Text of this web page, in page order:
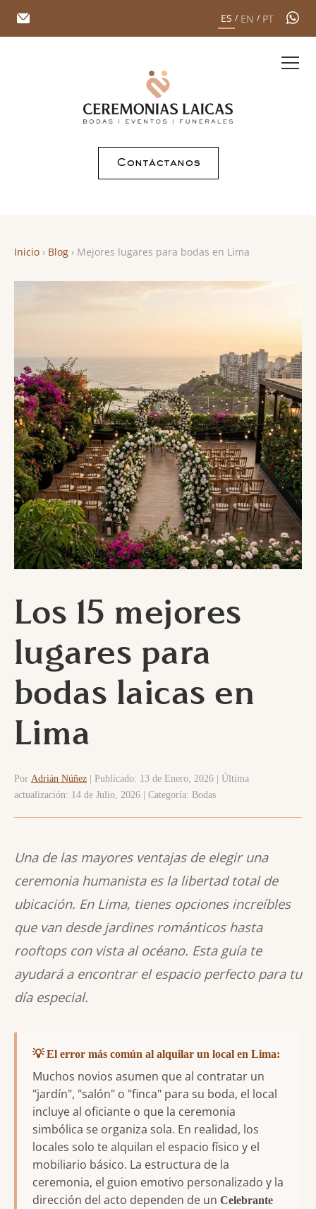
ES / EN / PT
Contáctanos
Inicio › Blog › Mejores lugares para bodas en Lima
Los 15 mejores
lugares para
bodas laicas en
Lima
Por Adrián Núñez | Publicado: 13 de Enero, 2026 | Última
actualización: 14 de Julio, 2026 | Categoría: Bodas
Una de las mayores ventajas de elegir una
ceremonia humanista es la libertad total de
ubicación. En Lima, tienes opciones increíbles
que van desde jardines románticos hasta
rooftops con vista al océano. Esta guía te
ayudará a encontrar el espacio perfecto para tu
día especial.
💡 El error más común al alquilar un local en Lima:
Muchos novios asumen que al contratar un
"jardín", "salón" o "finca" para su boda, el local
incluye al oficiante o que la ceremonia
simbólica se organiza sola. En realidad, los
locales solo te alquilan el espacio físico y el
mobiliario básico. La estructura de la
ceremonia, el guion emotivo personalizado y la
dirección del acto dependen de un Celebrante